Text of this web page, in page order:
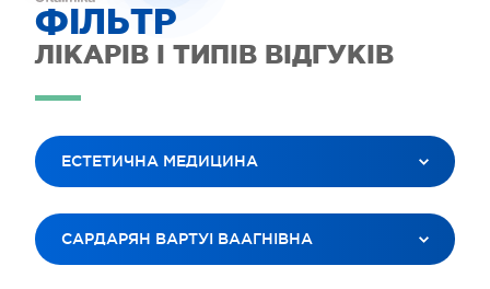
ФІЛЬТР
ЛІКАРІВ І ТИПІВ ВІДГУКІВ
ЕСТЕТИЧНА МЕДИЦИНА
ВСІ ПОСЛУГИ
ЛАЗЕРНА КОРЕКЦІЯ ЗОРУ
САРДАРЯН ВАРТУІ ВААГНІВНА